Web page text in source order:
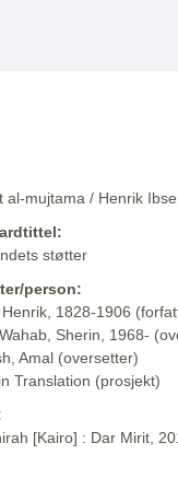
al-mujtama / Henrik
støtter
person:
1828-1906
Sherin, 1968-
Amal (oversetter)
Translation (prosjekt)
[Kairo] : Dar Mirit,